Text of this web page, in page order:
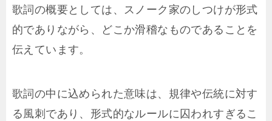
歌詞の概要としては、スノーク家のしつけが形式
的でありながら、どこか滑稽なものであることを
伝えています。
歌詞の中に込められた意味は、規律や伝統に対す
る風刺であり、形式的なルールに囚われすぎるこ